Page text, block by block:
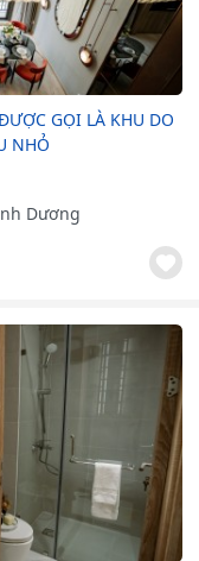
GỌI LÀ KHU DO
NHỎ
Dương